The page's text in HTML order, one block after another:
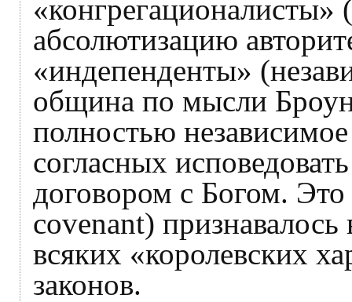
«конгрегационалисты»
абсолютизацию
«индепенденты»
община по мысли
полностью
согласных
договором с Богом. Это
covenant)
всяких «королевских
законов.